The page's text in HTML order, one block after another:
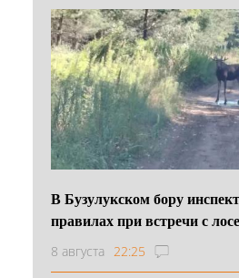
В Бузулукском бору
правилах при встречи с
8 августа 22:25